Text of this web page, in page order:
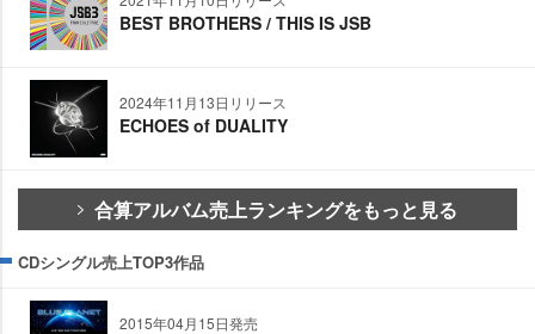
BEST BROTHERS / THIS IS JSB
2024年11月13日リリース
ECHOES of DUALITY
合算アルバム売上ランキングをもっと見る
CDシングル売上TOP3作品
2015年04月15日発売